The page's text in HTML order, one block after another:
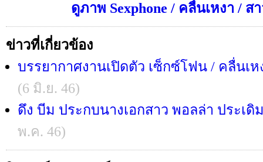
ดูภาพ Sexphone / คลื่นเหงา / ส
ข่าวที่เกี่ยวข้อง
บรรยากาศงานเปิดตัว เซ็กซ์โฟน / คลื่นเ
(6 มิ.ย. 46)
ดึง บีม ประกบนางเอกสาว พอลล่า ประเ
พ.ค. 46)